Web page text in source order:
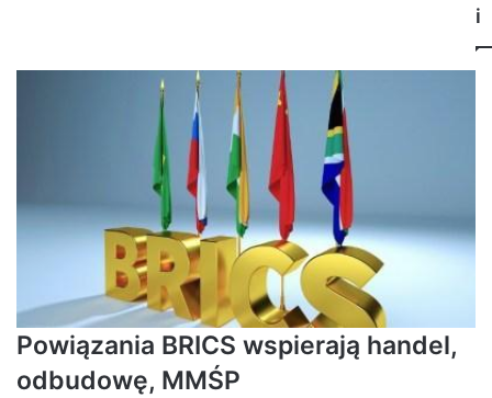
i
Powiązania BRICS wspierają handel,
odbudowę, MMŚP